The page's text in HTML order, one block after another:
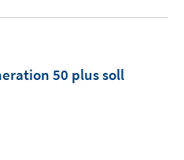
50 plus soll